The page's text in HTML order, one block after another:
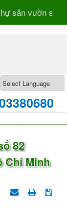
sân vườn số 55/
82
Chí Minh